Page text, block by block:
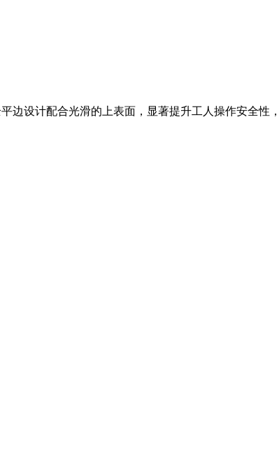
边设计配合光滑的上表面，显著提升工人操作安全性